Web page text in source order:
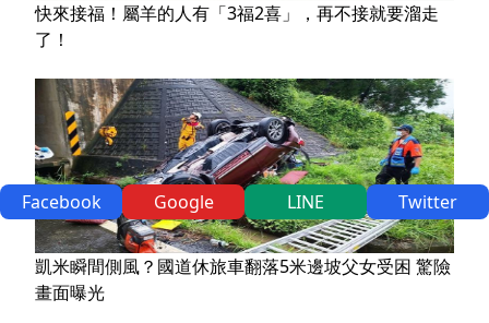
快來接福！屬羊的人有「3福2喜」，再不接就要溜走
了！
凱米瞬間側風？國道休旅車翻落5米邊坡父女受困 驚險
畫面曝光
Facebook Google LINE Twitter